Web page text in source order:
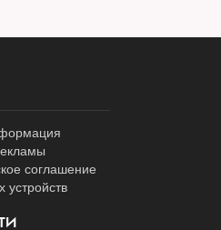
соглашение